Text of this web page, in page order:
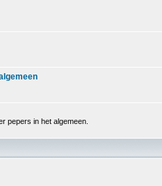
pepers in het algemeen.